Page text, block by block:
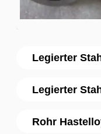
Legierter
Legierter
Rohr